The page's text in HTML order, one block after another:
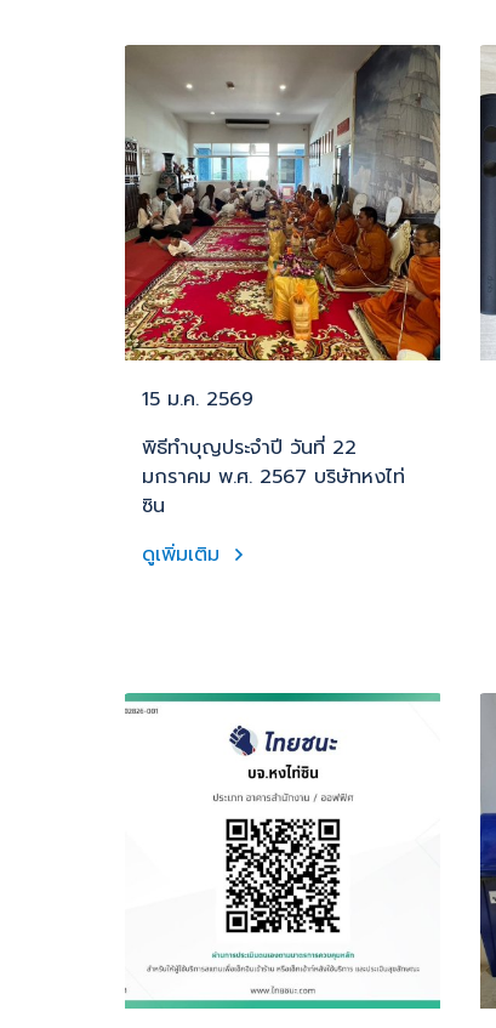
15 ม.ค. 2569
พิธีทำบุญประจำปี วันที่ 22
มกราคม พ.ศ. 2567 บริษัทหงไท่
ซิน
ดูเพิ่มเติม